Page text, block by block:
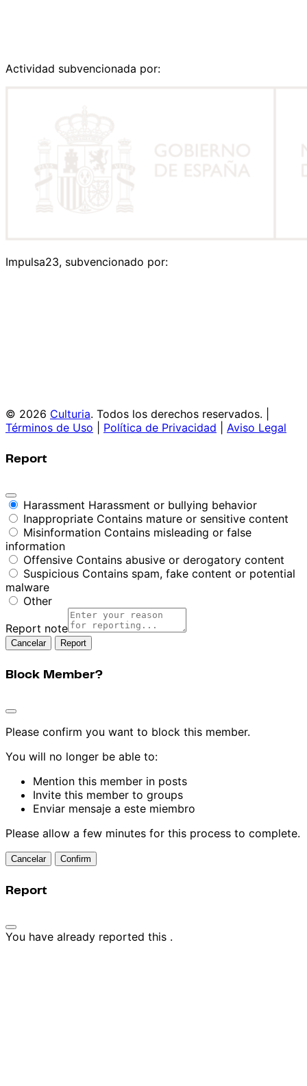
Actividad subvencionada por:
Impulsa23, subvencionado por:
© 2026 Culturia. Todos los derechos reservados. |
Términos de Uso
Política de Privacidad Aviso Legal
Report
Harassment Harassment or bullying behavior
Inappropriate Contains mature or sensitive content
Misinformation Contains misleading or false
information
Offensive Contains abusive or derogatory content
Suspicious Contains spam, fake content or potential
malware
Other
Report note
Report
Block Member?
Please confirm you want to block this member.
You will no longer be able to:
Mention this member in posts
Invite this member to groups
Enviar mensaje a este miembro
Please allow a few minutes for this process to complete.
Confirm
Report
You have already reported this .